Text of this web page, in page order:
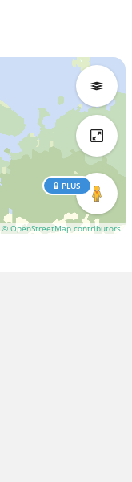
© OpenStreetMap contributors
PLUS